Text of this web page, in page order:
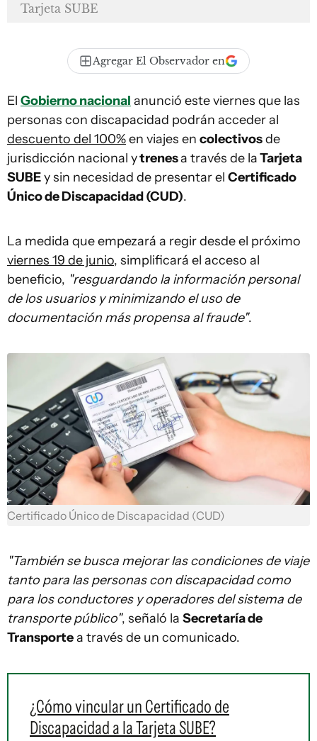
Tarjeta SUBE
Agregar El Observador en
El Gobierno nacional anunció este viernes que las
personas con discapacidad podrán acceder al
descuento del 100%en viajes en colectivosde
jurisdicción nacional ytrenesa través de laTarjeta
SUBEy sin necesidad de presentar el Certificado
Único de Discapacidad (CUD).
La medida que empezará a regir desde el próximo
viernes 19 de junio, simplificará el acceso al
beneficio, "resguardando la información personal
de los usuarios y minimizando el uso de
documentación más propensa al fraude".
Certificado Único de Discapacidad (CUD)
"También se busca mejorar las condiciones de viaje
tanto para las personas con discapacidad como
para los conductores y operadores del sistema de
transporte público", señaló la Secretaría de
Transportea través de un comunicado.
¿Cómo vincular un Certificado de
Discapacidad a la Tarjeta SUBE?